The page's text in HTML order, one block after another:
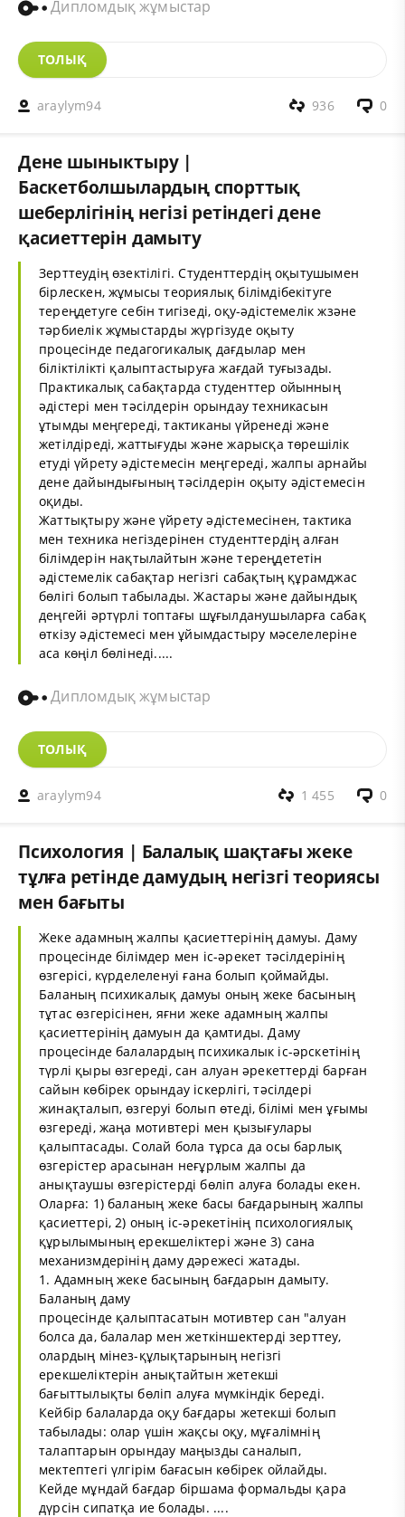
Дипломдық жұмыстар
ТОЛЫҚ
araylym94 0
936
Дене шыныктыру |
Баскетболшылардың спорттық
шеберлігінің негізі ретіндегі дене
қасиеттерін дамыту
Зерттеудің өзектілігі. Студенттердің оқытушымен
бірлескен, жұмысы теориялық білімдібекітуге
тереңдетуге себін тигізеді, оқу-әдістемелік жзәне
тәрбиелік жұмыстарды жүргізуде оқыту
процесінде педагогикалық дағдылар мен
біліктілікті қалыптастыруға жағдай туғызады.
Практикалық сабақтарда студенттер ойынның
әдістері мен тәсілдерін орындау техникасын
ұтымды меңгереді, тактиканы үйренеді және
жетілдіреді, жаттығуды және жарысқа төрешілік
етуді үйрету әдістемесін меңгереді, жалпы арнайы
дене дайындығының тәсілдерін оқыту әдістемесін
оқиды.
Жаттықтыру және үйрету әдістемесінен, тактика
мен техника негіздерінен студенттердің алған
білімдерін нақтылайтын және тереңдететін
әдістемелік сабақтар негізгі сабақтың құрамджас
бөлігі болып табылады. Жастары және дайындық
деңгейі әртүрлі топтағы шұғылданушыларға сабақ
өткізу әдістемесі мен ұйымдастыру мәселелеріне
аса көңіл бөлінеді.....
Дипломдық жұмыстар
ТОЛЫҚ
araylym94 0
1 455
Психология | Балалық шақтағы жеке
тұлға ретінде дамудың негізгі теориясы
мен бағыты
Жеке адамның жалпы қасиеттерінің дамуы. Даму
процесінде білімдер мен іс-әрекет тәсілдерінің
өзгерісі, күрделеленуі ғана болып қоймайды.
Баланың психикалық дамуы оның жеке басының
тұтас өзгерісінен, яғни жеке адамның жалпы
қасиеттерінің дамуын да қамтиды. Даму
процесінде балалардың психикалык іс-әрскетінің
түрлі қыры өзгереді, сан алуан әрекеттерді барған
сайын көбірек орындау іскерлігі, тәсілдері
жинақталып, өзгеруі болып өтеді, білімі мен ұғымы
өзгереді, жаңа мотивтері мен қызығулары
қалыптасады. Солай бола тұрса да осы барлық
өзгерістер арасынан неғұрлым жалпы да
анықтаушы өзгерістерді бөліп алуға болады екен.
Оларға: 1) баланың жеке басы бағдарының жалпы
қасиеттері, 2) оның іс-әрекетінің психологиялық
құрылымының ерекшеліктері және 3) сана
механизмдерінің даму дәрежесі жатады.
1. Адамның жеке басының бағдарын дамыту.
Баланың даму
процесінде қалыптасатын мотивтер сан "алуан
болса да, балалар мен жеткіншектерді зерттеу,
олардың мінез-құлықтарының негізгі
ерекшеліктерін анықтайтын жетекші
бағыттылықты бөліп алуға мүмкіндік береді.
Кейбір балаларда оқу бағдары жетекші болып
табылады: олар үшін жақсы оқу, мұғалімнің
талаптарын орындау маңызды саналып,
мектептегі үлгірім бағасын көбірек ойлайды.
Кейде мұндай бағдар біршама формальды қара
дүрсін сипатқа ие болады. ....